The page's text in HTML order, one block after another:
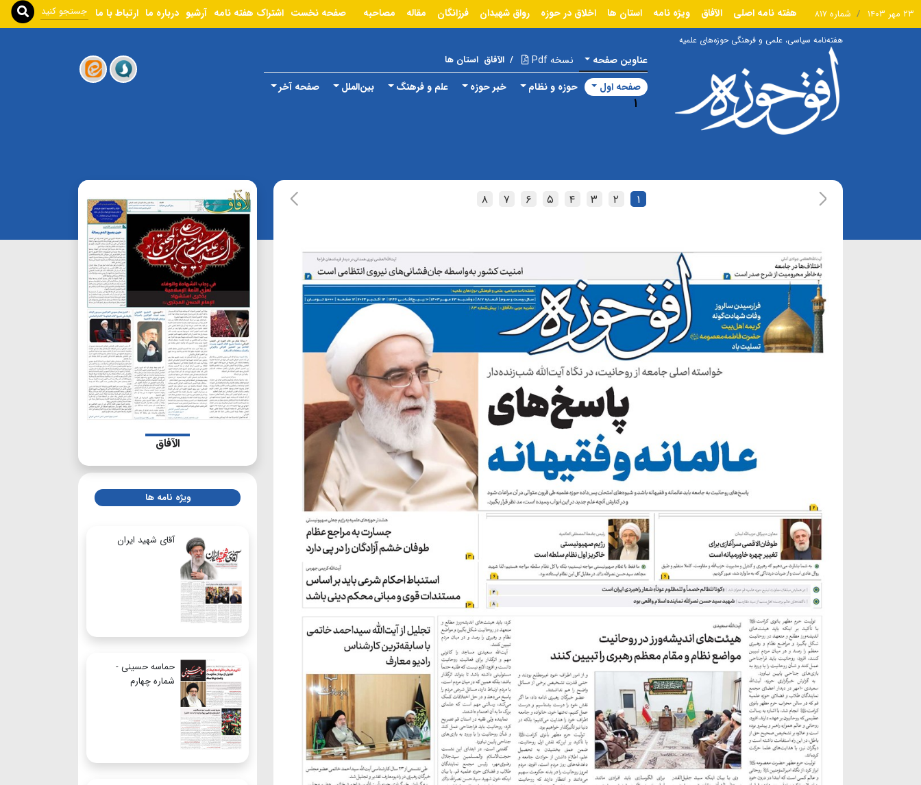
۲۳ مهر ۱۴۰۳ شماره ۸۱۷ هفته نامه اصلی الآفاق ویژه نامه استان ها اخلاق در حوزه رواق شهیدان فرزانگان مقاله مصاحبه صفحه نخست اشتراک هفته نامه آرشیو درباره ما ارتباط با ما
هفته‌نامه سیاسی، علمی و فرهنگی حوزه‌های علمیه
عناوین صفحه نسخه Pdf / الآفاق استان ها
صفحه اول
۱
حوزه و نظام خبر حوزه علم و فرهنگ بین‌الملل صفحه آخر
۱ ۲ ۳ ۴ ۵ ۶ ۷ ۸
الآفاق
ویژه نامه ها
آقای شهید ایران
حماسه حسینی -
شماره چهارم